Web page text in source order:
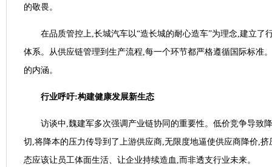
的敬畏。
在品质管控上,长城汽车以“造长城的耐心造车”为理念,建立了
体系。从供应链管理到生产流程,每一个环节都严格遵循国际标准
的内涵。
行业呼吁:构建健康发展新生态
访谈中,魏建军多次强调产业链协同的重要性。低价竞争导致
切,将降本的压力传导到了上游供应商,无限度地逼使供应商降价,
态应该让员工体面生活、让企业持续造血,而非透支行业未来。